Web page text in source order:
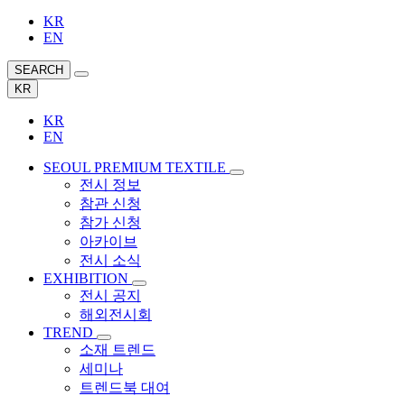
KR
EN
SEARCH
KR
KR
EN
SEOUL PREMIUM TEXTILE
전시 정보
참관 신청
참가 신청
아카이브
전시 소식
EXHIBITION
전시 공지
해외전시회
TREND
소재 트렌드
세미나
트렌드북 대여